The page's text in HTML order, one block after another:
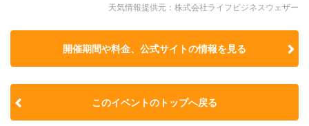
天気情報提供元：株式会社ライフビジネスウェザー
開催期間や料金、公式サイトの情報を見る
このイベントのトップへ戻る